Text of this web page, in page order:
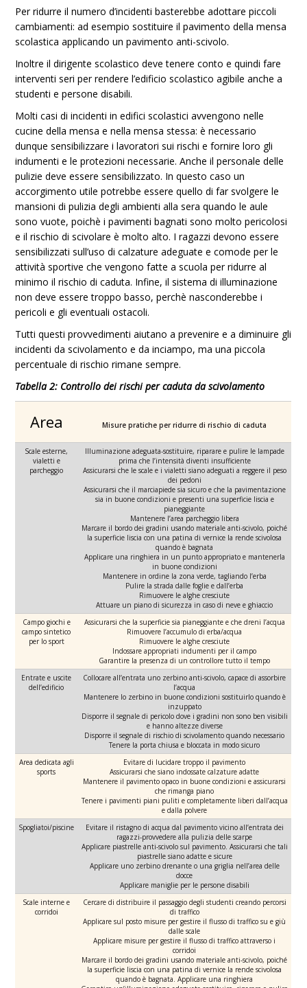
Per ridurre il numero d’incidenti basterebbe adottare piccoli
cambiamenti: ad esempio sostituire il pavimento della mensa
scolastica applicando un pavimento anti-scivolo.
Inoltre il dirigente scolastico deve tenere conto e quindi fare
interventi seri per rendere l’edificio scolastico agibile anche a
studenti e persone disabili.
Molti casi di incidenti in edifici scolastici avvengono nelle
cucine della mensa e nella mensa stessa: è necessario
dunque sensibilizzare i lavoratori sui rischi e fornire loro gli
indumenti e le protezioni necessarie. Anche il personale delle
pulizie deve essere sensibilizzato. In questo caso un
accorgimento utile potrebbe essere quello di far svolgere le
mansioni di pulizia degli ambienti alla sera quando le aule
sono vuote, poichè i pavimenti bagnati sono molto pericolosi
e il rischio di scivolare è molto alto. I ragazzi devono essere
sensibilizzati sull’uso di calzature adeguate e comode per le
attività sportive che vengono fatte a scuola per ridurre al
minimo il rischio di caduta. Infine, il sistema di illuminazione
non deve essere troppo basso, perchè nasconderebbe i
pericoli e gli eventuali ostacoli.
Tutti questi provvedimenti aiutano a prevenire e a diminuire gli
incidenti da scivolamento e da inciampo, ma una piccola
percentuale di rischio rimane sempre.
Tabella 2: Controllo dei rischi per caduta da scivolamento
Area Misure pratiche per ridurre di rischio di caduta
Scale esterne,
vialetti e
parcheggio
Illuminazione adeguata-sostituire, riparare e pulire le lampade
prima che l’intensità diventi insufficiente
Assicurarsi che le scale e i vialetti siano adeguati a reggere il peso
dei pedoni
Assicurarsi che il marciapiede sia sicuro e che la pavimentazione
sia in buone condizioni e presenti una superficie liscia e
pianeggiante
Mantenere l’area parcheggio libera
Marcare il bordo dei gradini usando materiale anti-scivolo, poiché
la superficie liscia con una patina di vernice la rende scivolosa
quando è bagnata
Applicare una ringhiera in un punto appropriato e mantenerla
in buone condizioni
Mantenere in ordine la zona verde, tagliando l’erba
Pulire la strada dalle foglie e dall’erba
Rimuovere le alghe cresciute
Attuare un piano di sicurezza in caso di neve e ghiaccio
Campo giochi e
campo sintetico
per lo sport
Assicurarsi che la superficie sia pianeggiante e che dreni l’acqua
Rimuovere l’accumulo di erba/acqua
Rimuovere le alghe cresciute
Indossare appropriati indumenti per il campo
Garantire la presenza di un controllore tutto il tempo
Entrate e uscite
dell’edificio
Collocare all’entrata uno zerbino anti-scivolo, capace di assorbire
l’acqua
Mantenere lo zerbino in buone condizioni sostituirlo quando è
inzuppato
Disporre il segnale di pericolo dove i gradini non sono ben visibili
e hanno altezze diverse
Disporre il segnale di rischio di scivolamento quando necessario
Tenere la porta chiusa e bloccata in modo sicuro
Area dedicata agli
sports
Evitare di lucidare troppo il pavimento
Assicurarsi che siano indossate calzature adatte
Mantenere il pavimento opaco in buone condizioni e assicurarsi
che rimanga piano
Tenere i pavimenti piani puliti e completamente liberi dall’acqua
e dalla polvere
Spogliatoi/piscine
Evitare il ristagno di acqua dal pavimento vicino all’entrata dei
ragazzi-provvedere alla pulizia delle scarpe
Applicare piastrelle anti-scivolo sul pavimento. Assicurarsi che tali
piastrelle siano adatte e sicure
Applicare uno zerbino drenante o una griglia nell’area delle
docce
Applicare maniglie per le persone disabili
Scale interne e
corridoi
Cercare di distribuire il passaggio degli studenti creando percorsi
di traffico
Applicare sul posto misure per gestire il flusso di traffico su e giù
dalle scale
Applicare misure per gestire il flusso di traffico attraverso i
corridoi
Marcare il bordo dei gradini usando materiale anti-scivolo, poiché
la superficie liscia con una patina di vernice la rende scivolosa
quando è bagnata. Applicare una ringhiera